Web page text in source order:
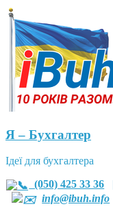
Я – Бухгалтер
Ідеї для бухгалтера
(050) 425 33 36
info@ibuh.info